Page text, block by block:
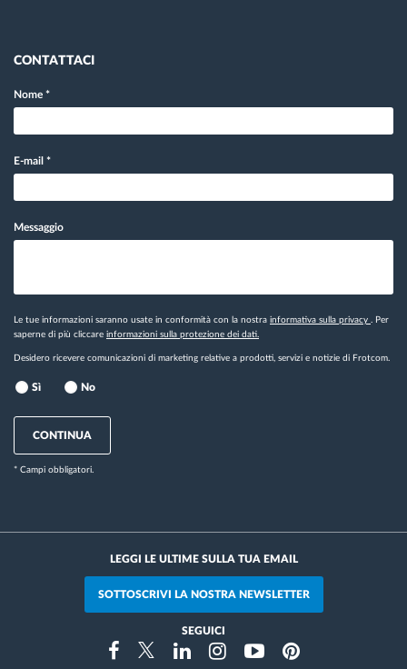
CONTATTACI
Nome *
E-mail *
Messaggio
Le tue informazioni saranno usate in conformità con la nostra informativa sulla privacy
. Per
saperne di più cliccare informazioni sulla protezione dei dati.
Desidero ricevere comunicazioni di marketing relative a prodotti, servizi e notizie di Frotcom.
Sì No
CONTINUA
* Campi obbligatori.
LEGGI LE ULTIME SULLA TUA EMAIL
SOTTOSCRIVI LA NOSTRA NEWSLETTER
SEGUICI
FacebookTwitterLinkedinInstragramYoutubePinterest